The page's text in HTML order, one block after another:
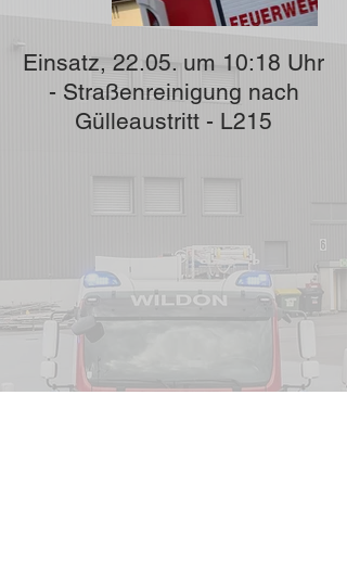
Einsatz, 22.05. um 10:18 Uhr
- Straßenreinigung nach
Gülleaustritt - L215